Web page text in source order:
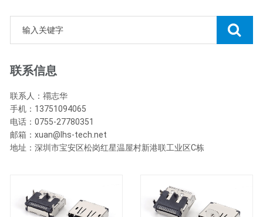
联系信息
联系人：禤志华
手机：13751094065
电话：0755-27780351
邮箱：xuan@lhs-tech.net
地址：深圳市宝安区松岗红星温屋村新港联工业区C栋